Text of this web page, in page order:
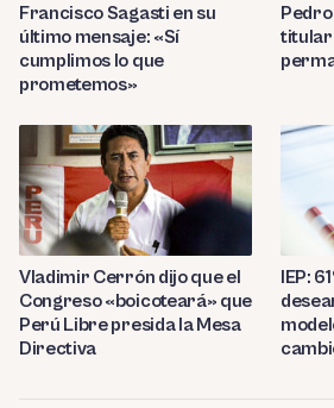
Francisco Sagasti en su
último mensaje: «Sí
cumplimos lo que
prometemos»
titular
Vladimir Cerrón dijo que el
Congreso «boicoteará» que
Perú Libre presida la Mesa
Directiva
IEP: